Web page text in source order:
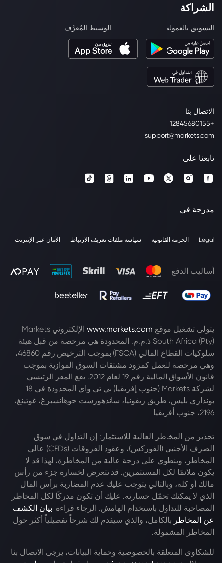
الاتصال بنا
+12845680155
support@markets.com
الشراكة
التسويق بالعمولة الوسيط المُعرَّف
تابعنا على
مدرجة في
Legal الحزمة القانونية سياسة ملفات تعريف الارتباط الأمان عبر الإنترنت
أساليب الدفع
يتولى تشغيل موقع www.markets.com
الإلكتروني Markets
South Africa (Pty) ذ.م.م. المحدودة هي مرخصة من قبل هيئة
سلوكيات القطاع المالي (FSCA) بموجب الترخيص رقم 46860،
وهي مرخصة للعمل كمزود مشتقات السوق الموازية بموجب
قانون الأسواق المالية رقم 19 لعام 2012. يقع المقر الرئيسي
لشركة Markets (جنوب إفريقيا) بي تي واي المحدودة في 18
بونداري بليس، طريق ريفونيا، ساندهورست جوهانسبرغ، غوتينغ،
2196، جنوب أفريقيا
تحذير من المخاطر العالية للاستثمار: إن التداول في سوق
الصرف الأجنبي (الفوركس)، وعقود الفروقات (CFDs) عالي
المخاطر، وينطوي على درجة عالية من المخاطرة، لهذا قد لا
يكون ملائمًا لكل المستثمرين. قد تتعرض لخسارة جزء من رأس
مالك أو كله، وبالتالي يتوجب عليك عدم المضاربة برأس المال
الذي لا يمكنك تحمّل خسارته. عليك أن تكون مدركًا لكل المخاطر
المصاحبة للتداول باستخدام الهامش. الرجاء قراءة بيان الكشف
عن المخاطر بالكامل، والذي سيقدم لك شرحاً تفصيلياً أكثر حول
المخاطر المشمولة.
للشكاوى المتعلقة بالخصوصية وحماية البيانات، يرجى الاتصال بنا